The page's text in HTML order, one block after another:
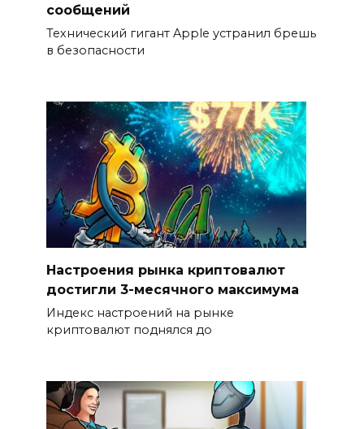
сообщений
Технический гигант Apple устранил брешь
в безопасности
Настроения рынка криптовалют
достигли 3-месячного максимума
Индекс настроений на рынке
криптовалют поднялся до